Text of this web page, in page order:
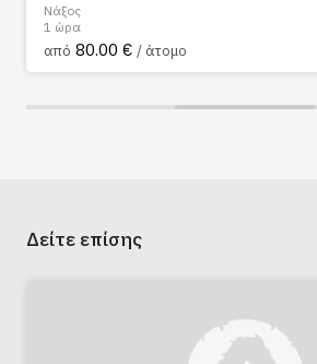
Νάξος
1 ώρα
από 80.00 € / άτομο
Δείτε επίσης